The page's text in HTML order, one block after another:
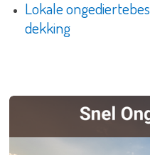
Lokale
dekking